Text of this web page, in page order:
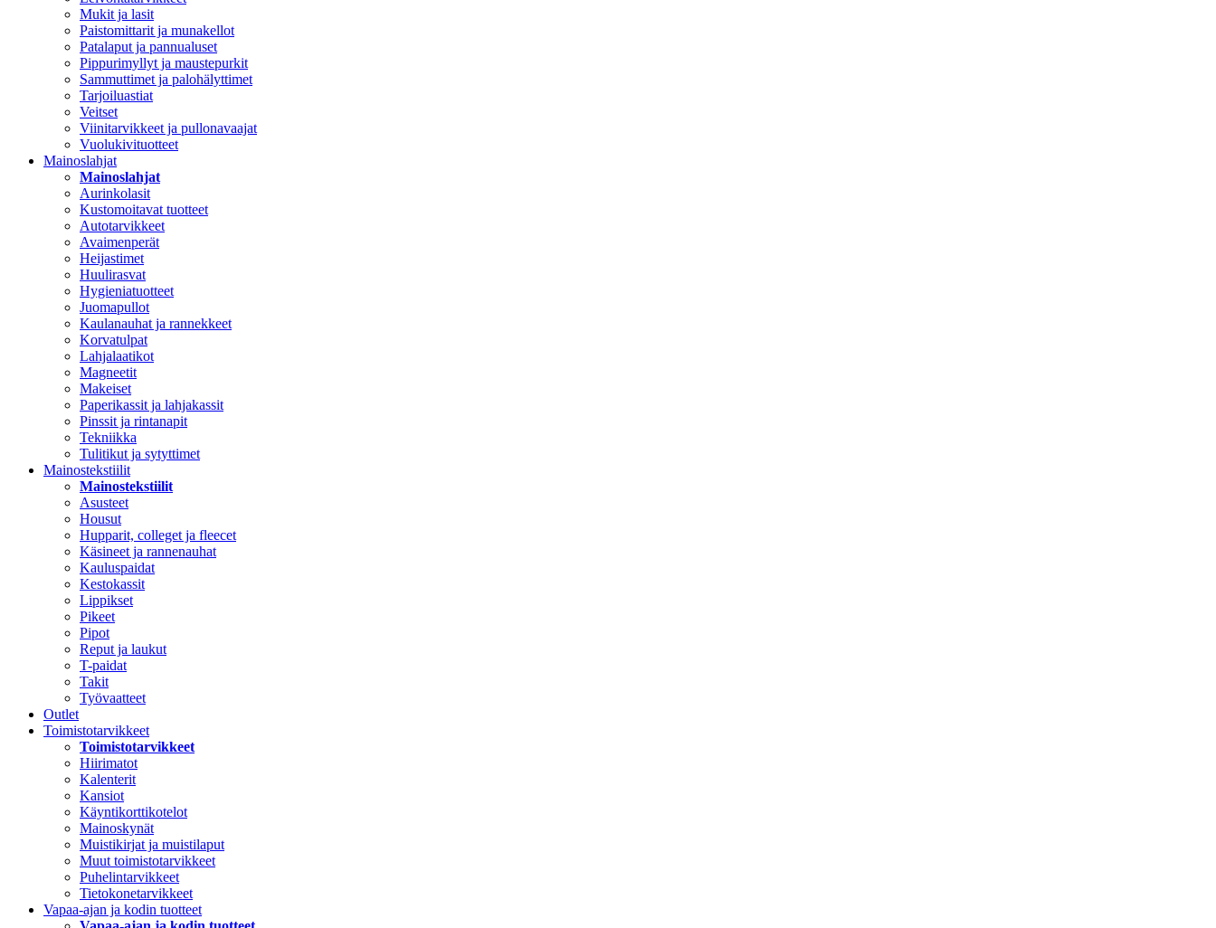
Mukit ja lasit
Paistomittarit ja munakellot
Patalaput ja pannualuset
Pippurimyllyt ja maustepurkit
Sammuttimet ja palohälyttimet
Tarjoiluastiat
Veitset
Viinitarvikkeet ja pullonavaajat
Vuolukivituotteet
Mainoslahjat
Mainoslahjat
Aurinkolasit
Kustomoitavat tuotteet
Autotarvikkeet
Avaimenperät
Heijastimet
Huulirasvat
Hygieniatuotteet
Juomapullot
Kaulanauhat ja rannekkeet
Korvatulpat
Lahjalaatikot
Magneetit
Makeiset
Paperikassit ja lahjakassit
Pinssit ja rintanapit
Tekniikka
Tulitikut ja sytyttimet
Mainostekstiilit
Mainostekstiilit
Asusteet
Housut
Hupparit, colleget ja fleecet
Käsineet ja rannenauhat
Kauluspaidat
Kestokassit
Lippikset
Pikeet
Pipot
Reput ja laukut
T-paidat
Takit
Työvaatteet
Outlet
Toimistotarvikkeet
Toimistotarvikkeet
Hiirimatot
Kalenterit
Kansiot
Käyntikorttikotelot
Mainoskynät
Muistikirjat ja muistilaput
Muut toimistotarvikkeet
Puhelintarvikkeet
Tietokonetarvikkeet
Vapaa-ajan ja kodin tuotteet